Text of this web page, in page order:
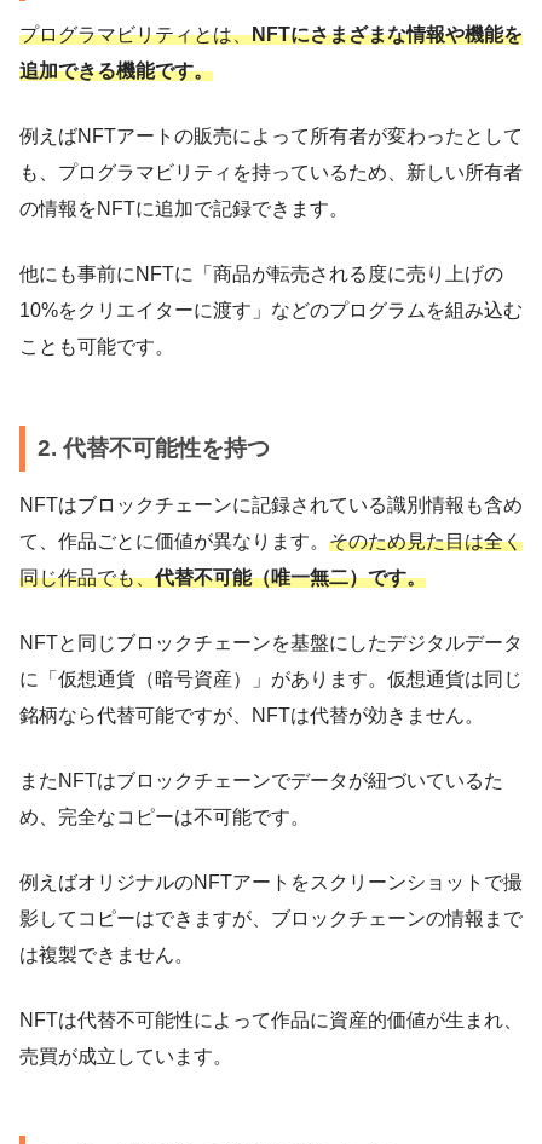
プログラマビリティとは、NFTにさまざまな情報や機能を
追加できる機能です。
例えばNFTアートの販売によって所有者が変わったとして
も、プログラマビリティを持っているため、新しい所有者
の情報をNFTに追加で記録できます。
他にも事前にNFTに「商品が転売される度に売り上げの
10%をクリエイターに渡す」などのプログラムを組み込む
ことも可能です。
2. 代替不可能性を持つ
NFTはブロックチェーンに記録されている識別情報も含め
て、作品ごとに価値が異なります。 そのため見た目は全く
同じ作品でも、代替不可能（唯一無二）です。
NFTと同じブロックチェーンを基盤にしたデジタルデータ
に「仮想通貨（暗号資産）」があります。仮想通貨は同じ
銘柄なら代替可能ですが、NFTは代替が効きません。
またNFTはブロックチェーンでデータが紐づいているた
め、完全なコピーは不可能です。
例えばオリジナルのNFTアートをスクリーンショットで撮
影してコピーはできますが、ブロックチェーンの情報まで
は複製できません。
NFTは代替不可能性によって作品に資産的価値が生まれ、
売買が成立しています。